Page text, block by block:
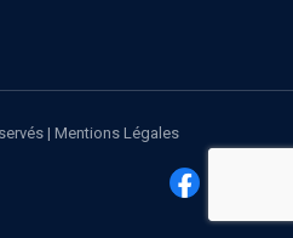
| Mentions Légales